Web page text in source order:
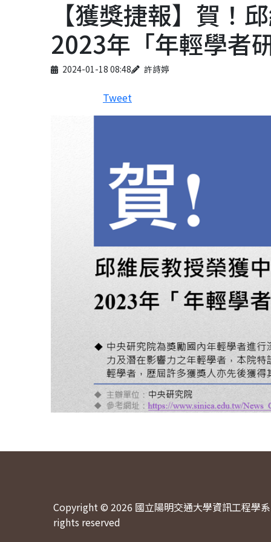
【獲獎捷報】賀！
2023年「年輕學者
Published on
2024-01-18 08:48
Author 許詩婷
Tweet
Copyright © 2026 國立陽明交通大學資訊工程學
rights reserved